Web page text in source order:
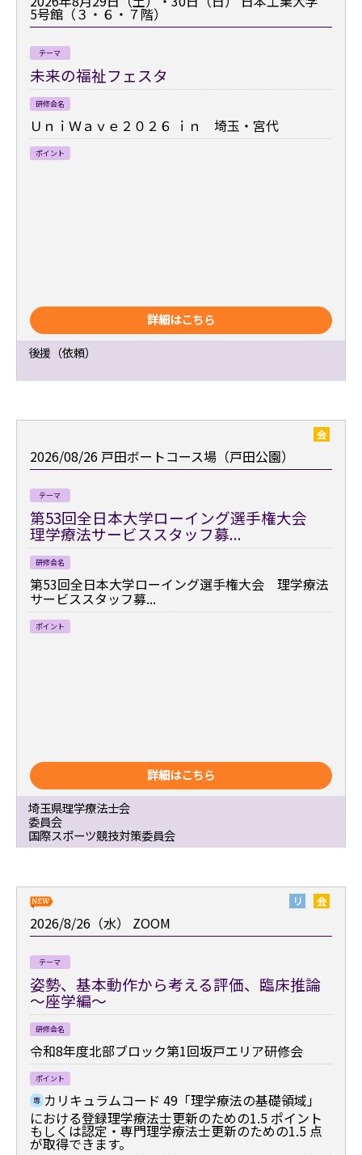
5号館（３・６・７階）
テーマ
未来の福祉フェスタ
研修会名
ＵｎｉＷａｖｅ２０２６ ｉｎ 埼玉・宮代
ポイント
詳細はこちら
後援（依頼）
会
2026/08/26 戸田ボートコース場（戸田公園）
テーマ
第53回全日本大学ローイング選手権大会
理学療法サービススタッフ募...
研修会名
第53回全日本大学ローイング選手権大会 理学療法
サービススタッフ募...
ポイント
詳細はこちら
埼玉県理学療法士会
委員会
国際スポーツ競技対策委員会
リ 会
2026/8/26（水） ZOOM
テーマ
姿勢、基本動作から考える評価、臨床推論
～座学編～
研修会名
令和8年度北部ブロック第1回坂戸エリア研修会
ポイント
専 カリキュラムコード 49「理学療法の基礎領域」
における登録理学療法士更新のための1.5 ポイント
もしくは認定・専門理学療法士更新のための1.5 点
が取得できます。